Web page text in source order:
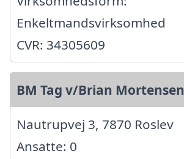
Enkeltmandsvirksomhed
CVR: 34305609
BM Tag v/Brian Mortensen
Nautrupvej 3, 7870 Roslev
Ansatte: 0